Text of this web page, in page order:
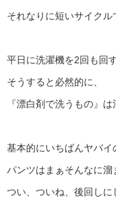
それなりに短いサイクル
平日に洗濯機を2回も回
そうすると必然的に、
『漂白剤で洗うもの』
基本的にいちばんヤバイ
パンツはまぁそんなに溜
つい、ついね、後回しに